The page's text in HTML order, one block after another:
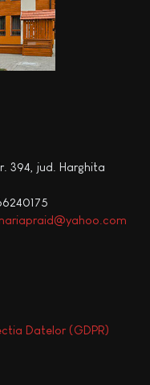
394, jud. Harghita
Datelor (GDPR)